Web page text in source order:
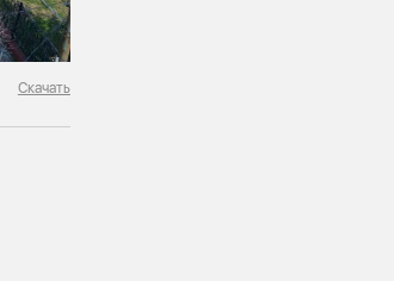
Скачать